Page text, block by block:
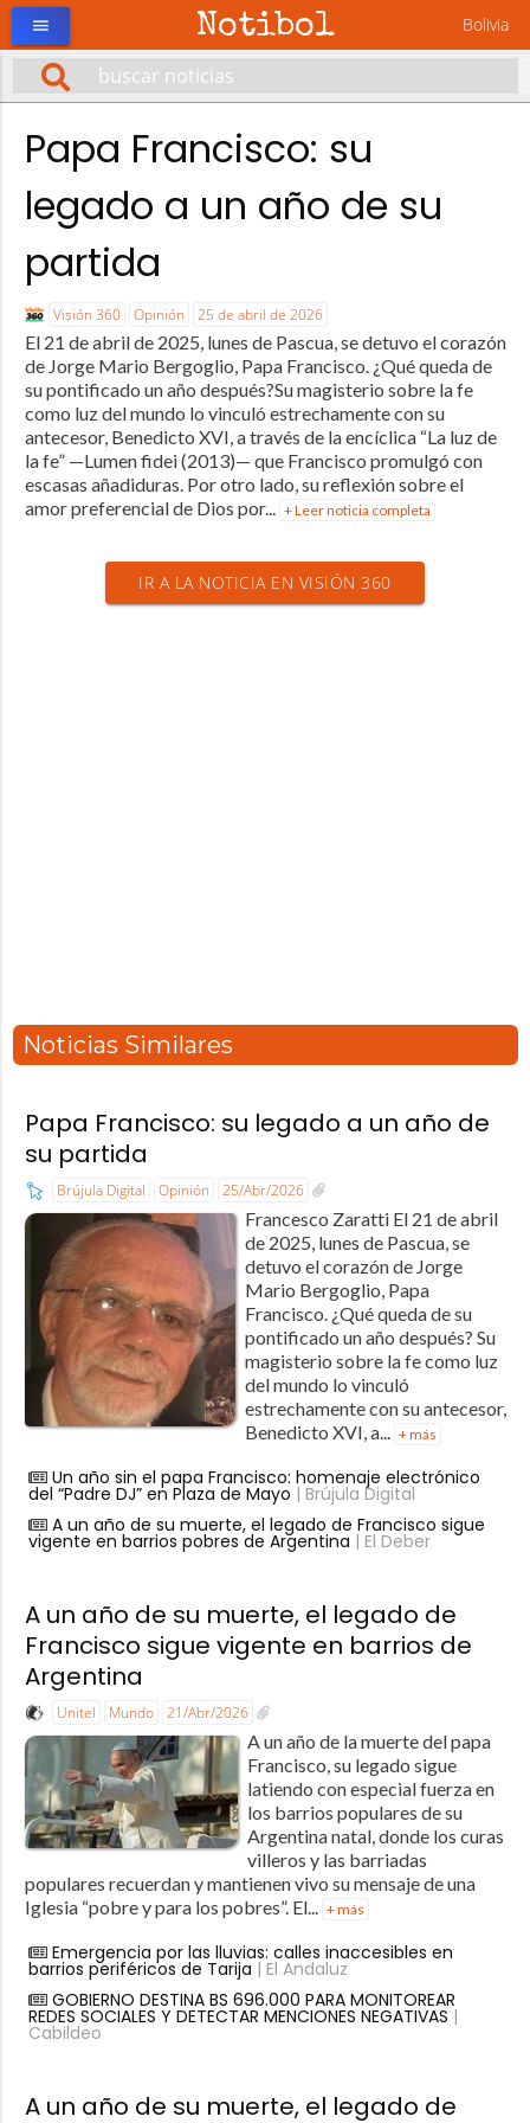
Notibol Bolivia
menu
Papa Francisco: su
legado a un año de su
partida
Visión 360 Opinión 25 de abril de 2026
El 21 de abril de 2025, lunes de Pascua, se detuvo el corazón
de Jorge Mario Bergoglio, Papa Francisco. ¿Qué queda de
su pontificado un año después?Su magisterio sobre la fe
como luz del mundo lo vinculó estrechamente con su
antecesor, Benedicto XVI, a través de la encíclica “La luz de
la fe” —Lumen fidei (2013)— que Francisco promulgó con
escasas añadiduras. Por otro lado, su reflexión sobre el
amor preferencial de Dios por... + Leer noticia completa
IR A LA NOTICIA EN VISIÓN 360
Noticias Similares
Papa Francisco: su legado a un año de
su partida
Brújula Digital Opinión 25/Abr/2026
Francesco Zaratti El 21 de abril
de 2025, lunes de Pascua, se
detuvo el corazón de Jorge
Mario Bergoglio, Papa
Francisco. ¿Qué queda de su
pontificado un año después? Su
magisterio sobre la fe como luz
del mundo lo vinculó
estrechamente con su antecesor,
Benedicto XVI, a... + más
Un año sin el papa Francisco: homenaje electrónico
del “Padre DJ” en Plaza de Mayo | Brújula Digital
A un año de su muerte, el legado de Francisco sigue
vigente en barrios pobres de Argentina | El Deber
A un año de su muerte, el legado de
Francisco sigue vigente en barrios de
Argentina
Unitel Mundo 21/Abr/2026
A un año de la muerte del papa
Francisco, su legado sigue
latiendo con especial fuerza en
los barrios populares de su
Argentina natal, donde los curas
villeros y las barriadas
populares recuerdan y mantienen vivo su mensaje de una
Iglesia “pobre y para los pobres”. El...
+ más
Emergencia por las lluvias: calles inaccesibles en
barrios periféricos de Tarija | El Andaluz
GOBIERNO DESTINA BS 696.000 PARA MONITOREAR
REDES SOCIALES Y DETECTAR MENCIONES NEGATIVAS |
Cabildeo
A un año de su muerte, el legado de